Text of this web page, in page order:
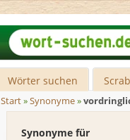
Wörter suchen
Start»Synonyme»
Synonyme für